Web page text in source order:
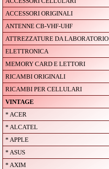
ACCESSORI ORIGINALI
ANTENNE CB-VHF-UHF
ATTREZZATURE DA LABORATORIO
ELETTRONICA
MEMORY CARD E LETTORI
RICAMBI ORIGINALI
RICAMBI PER CELLULARI
VINTAGE
* ACER
* ALCATEL
* APPLE
* ASUS
* AXIM